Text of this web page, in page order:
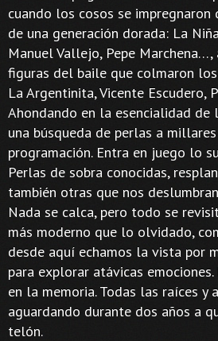
cuando los cosos se
de una generación dorada: La
Manuel Vallejo, Pepe
figuras del baile que colmaron
La Argentinita, Vicente Escudero,
Ahondando en la esencialidad de
una búsqueda de perlas a
programación. Entra en juego lo
Perlas de sobra conocidas,
también otras que nos
Nada se calca, pero todo se
más moderno que lo olvidado,
desde aquí echamos la vista por
para explorar atávicas
en la memoria. Todas las raíces y
aguardando durante dos años a
telón.